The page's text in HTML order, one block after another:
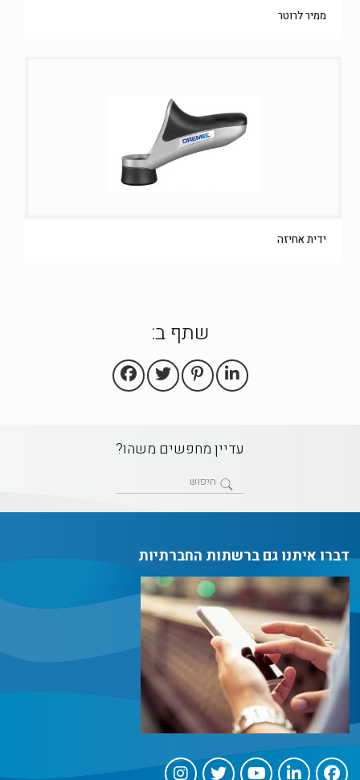
ממיר לרוטר
ידית אחיזה
שתף ב:
עדיין מחפשים משהו?
דברו איתנו גם ברשתות החברתיות